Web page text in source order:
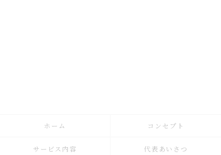
ホーム コンセプト
サービス内容 代表あいさつ